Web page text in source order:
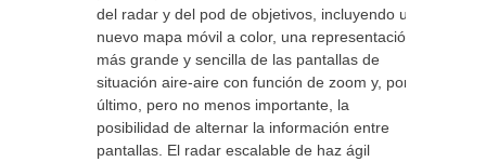
del radar y del pod de objetivos, incluyendo un
nuevo mapa móvil a color, una representación
más grande y sencilla de las pantallas de
situación aire-aire con función de zoom y, por
último, pero no menos importante, la
posibilidad de alternar la información entre
pantallas. El radar escalable de haz ágil